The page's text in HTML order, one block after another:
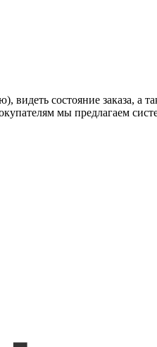
состояние заказа, а
мы предлагаем